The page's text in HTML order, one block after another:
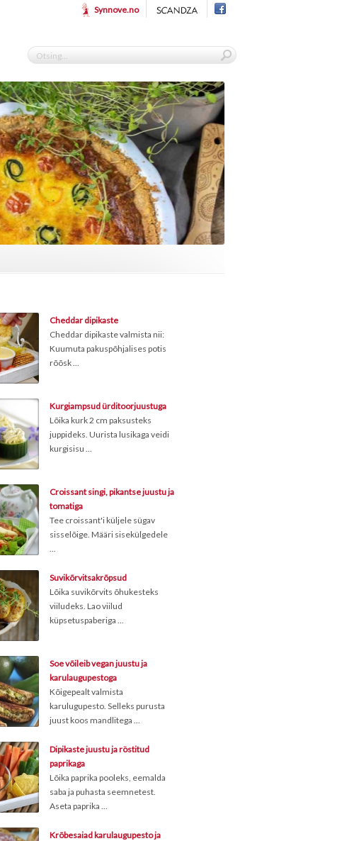
Synnove.no
Cheddar dipikaste
Cheddar dipikaste valmista nii:
Kuumuta pakuspõhjalises potis
rõõsk ...
Kurgiampsud ürditoorjuustuga
Lõika kurk 2 cm paksusteks
juppideks. Uurista lusikaga veidi
kurgisisu ...
Croissant singi, pikantse juustu ja
tomatiga
Tee croissant'i küljele sügav
sisselõige. Määri sisekülgedele
...
Suvikõrvitsakrõpsud
Lõika suvikõrvits õhukesteks
viiludeks. Lao viilud
küpsetuspaberiga ...
Soe võileib vegan juustu ja
karulaugupestoga
Kõigepealt valmista
karulugupesto. Selleks purusta
juust koos mandlitega ...
Dipikaste juustu ja röstitud
paprikaga
Lõika paprika pooleks, eemalda
saba ja puhasta seemnetest.
Aseta paprika ...
Krõbesaiad karulaugupesto ja